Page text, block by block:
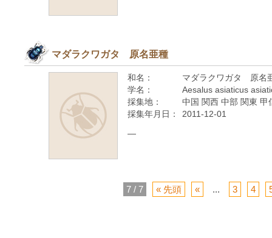
マダラクワガタ 原名亜種
和名：
マダラクワガタ 原名
学名：
Aesalus asiaticus
採集地：
中国 関西 中部 関東
採集年月日：
2011-12-01
—
7 / 7 « 先頭 « ... 3 4